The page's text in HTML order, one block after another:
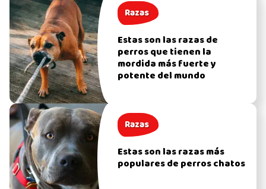
Razas
Estas son las razas de
perros que tienen la
mordida más fuerte y
potente del mundo
Razas
Estas son las razas más
populares de perros chatos